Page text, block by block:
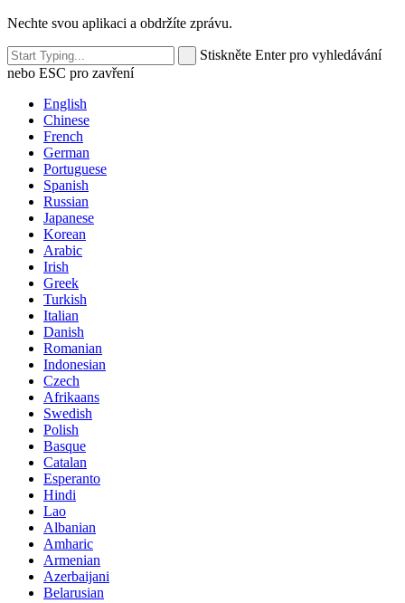
Nechte svou aplikaci a obdržíte zprávu.
Stiskněte Enter pro vyhledávání
nebo ESC pro zavření
English
Chinese
French
German
Portuguese
Spanish
Russian
Japanese
Korean
Arabic
Irish
Greek
Turkish
Italian
Danish
Romanian
Indonesian
Czech
Afrikaans
Swedish
Polish
Basque
Catalan
Esperanto
Hindi
Lao
Albanian
Amharic
Armenian
Azerbaijani
Belarusian